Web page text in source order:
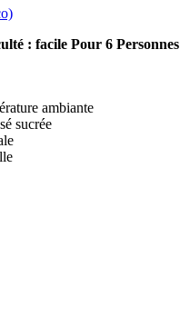
: facile Pour 6 Personnes
ambiante
sucrée